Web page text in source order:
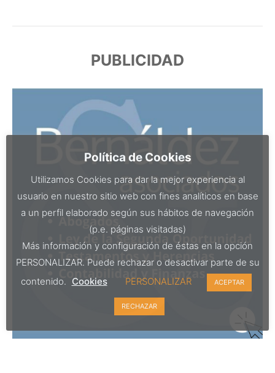
PUBLICIDAD
Política de Cookies
Utilizamos Cookies para dar la mejor experiencia al
usuario en nuestro sitio web con fines analíticos en base
a un perfil elaborado según sus hábitos de navegación
(p.e. páginas visitadas)
Más información y configuración de éstas en la opción
PERSONALIZAR. Puede rechazar o desactivar parte de su
contenido. Cookies PERSONALIZAR ACEPTAR
RECHAZAR